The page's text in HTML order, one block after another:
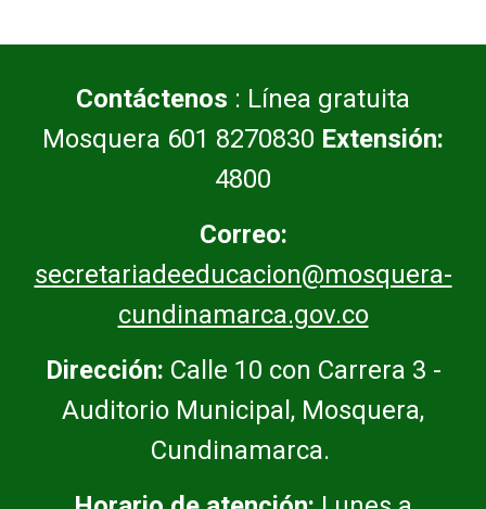
Contáctenos : Línea gratuita
Mosquera 601 8270830 Extensión:
4800
Correo:
secretariadeeducacion@mosquera-
cundinamarca.gov.co
Dirección: Calle 10 con Carrera 3 -
Auditorio Municipal, Mosquera,
Cundinamarca.